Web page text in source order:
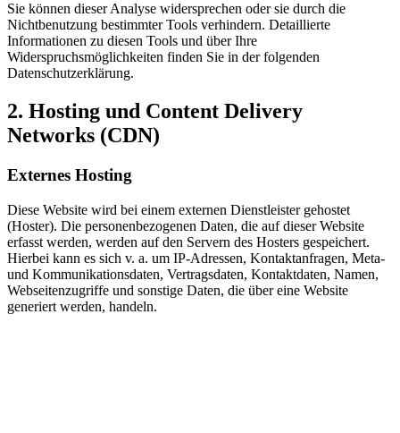
Sie können dieser Analyse widersprechen oder sie durch die
Nichtbenutzung bestimmter Tools verhindern. Detaillierte
Informationen zu diesen Tools und über Ihre
Widerspruchsmöglichkeiten finden Sie in der folgenden
Datenschutzerklärung.
2. Hosting und Content Delivery
Networks (CDN)
Externes Hosting
Diese Website wird bei einem externen Dienstleister gehostet
(Hoster). Die personenbezogenen Daten, die auf dieser Website
erfasst werden, werden auf den Servern des Hosters gespeichert.
Hierbei kann es sich v. a. um IP-Adressen, Kontaktanfragen, Meta-
und Kommunikationsdaten, Vertragsdaten, Kontaktdaten, Namen,
Webseitenzugriffe und sonstige Daten, die über eine Website
generiert werden, handeln.